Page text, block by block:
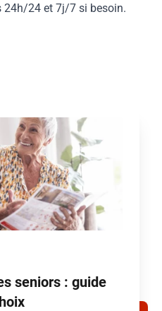
24h/24 et 7j/7 si besoin.
seniors : guide